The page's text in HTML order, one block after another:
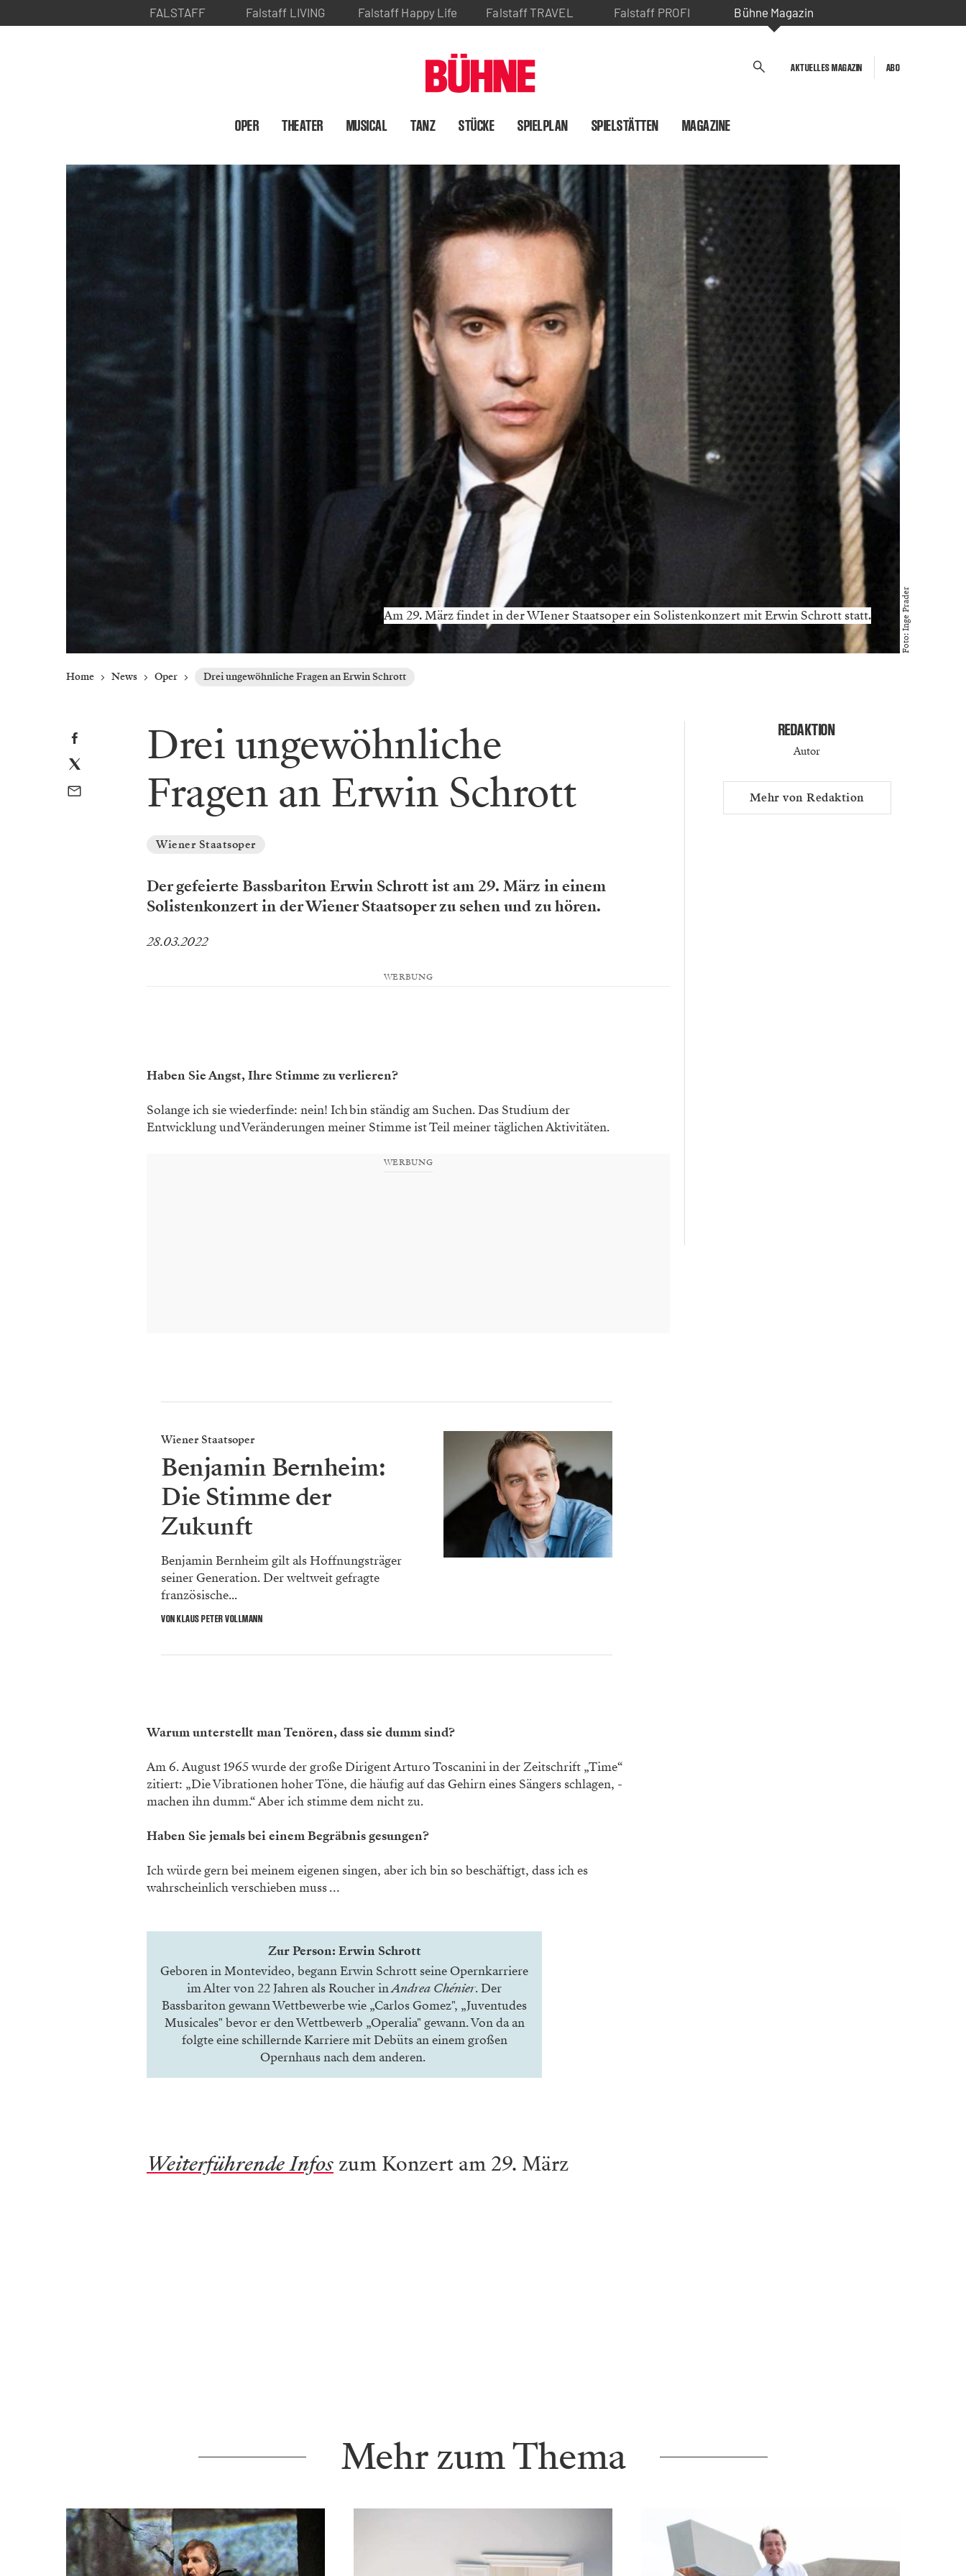
FALSTAFF Falstaff LIVING Falstaff Happy Life Falstaff TRAVEL Falstaff PROFI Bühne Magazin
AKTUELLES MAGAZIN ABO
OPER THEATER MUSICAL TANZ STÜCKE SPIELPLAN SPIELSTÄTTEN MAGAZINE
Am 29. März findet in der WIener Staatsoper ein Solistenkonzert mit Erwin Schrott statt. Foto: Inge Prader
Home News Oper Drei ungewöhnliche Fragen an Erwin Schrott
Drei ungewöhnliche
Fragen an Erwin Schrott
Wiener Staatsoper
Der gefeierte Bassbariton Erwin Schrott ist am 29. März in einem
Solistenkonzert in der Wiener Staatsoper zu sehen und zu hören.
28.03.2022
WERBUNG
Haben Sie Angst, Ihre ­Stimme zu verlieren?
Solange ich sie wiederfinde: nein! Ich bin ständig am ­Suchen. Das Studium der
Entwicklung und Veränderungen meiner Stimme ist Teil meiner täg­lichen Aktivitäten.
WERBUNG
Wiener Staatsoper
Benjamin Bernheim:
Die Stimme der
Zukunft
Benjamin Bernheim gilt als Hoffnungsträger
seiner Generation. Der weltweit gefragte
französische...
VON KLAUS PETER VOLLMANN
Warum unterstellt man ­Tenören, dass sie dumm sind?
Am 6. August 1965 wurde der große Dirigent Arturo Toscanini in der Zeitschrift „Time“
zitiert: „Die Vibrationen hoher Töne, die häufig auf das Gehirn eines Sängers schlagen, ­
machen ihn dumm.“ Aber ich stimme dem nicht zu.
Haben Sie jemals bei einem ­Begräbnis gesungen?
Ich würde gern bei meinem eigenen ­singen, aber ich bin so ­beschäftigt, dass ich es
wahrscheinlich verschieben muss …
Zur Person: Erwin Schrott
Geboren in Montevideo, begann Erwin Schrott seine Opernkarriere
im Alter von 22 Jahren als Roucher inAndrea Chénier. Der
Bassbariton gewann Wettbewerbe wie „Carlos Gomez", „Juventudes
Musicales" bevor er den Wettbewerb „Operalia" gewann. Von da an
folgte eine schillernde Karriere mit Debüts an einem großen
Opernhaus nach dem anderen.
Weiterführende Infos zum Konzert am 29. März
REDAKTION
Autor
Mehr von Redaktion
Mehr zum Thema